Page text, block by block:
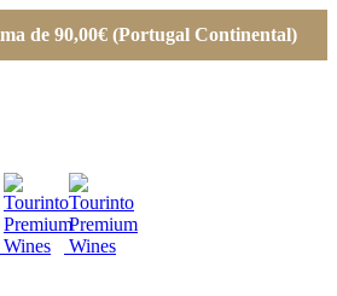
de 90,00€ (Portugal Continental)